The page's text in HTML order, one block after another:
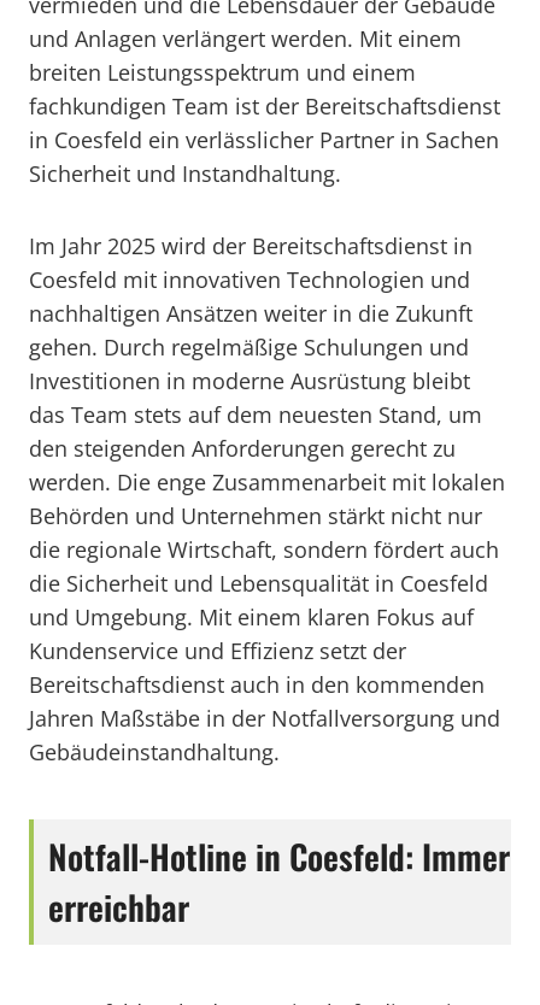
und Anlagen verlängert werden. Mit einem
breiten Leistungsspektrum und einem
fachkundigen Team ist der Bereitschaftsdienst
in Coesfeld ein verlässlicher Partner in Sachen
Sicherheit und Instandhaltung.
Im Jahr 2025 wird der Bereitschaftsdienst in
Coesfeld mit innovativen Technologien und
nachhaltigen Ansätzen weiter in die Zukunft
gehen. Durch regelmäßige Schulungen und
Investitionen in moderne Ausrüstung bleibt
das Team stets auf dem neuesten Stand, um
den steigenden Anforderungen gerecht zu
werden. Die enge Zusammenarbeit mit lokalen
Behörden und Unternehmen stärkt nicht nur
die regionale Wirtschaft, sondern fördert auch
die Sicherheit und Lebensqualität in Coesfeld
und Umgebung. Mit einem klaren Fokus auf
Kundenservice und Effizienz setzt der
Bereitschaftsdienst auch in den kommenden
Jahren Maßstäbe in der Notfallversorgung und
Gebäudeinstandhaltung.
Notfall-Hotline in Coesfeld: Immer
erreichbar